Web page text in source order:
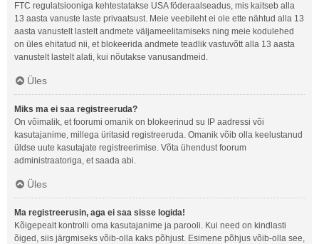
FTC regulatsiooniga kehtestatakse USA föderaalseadus, mis kaitseb alla
13 aasta vanuste laste privaatsust. Meie veebileht ei ole ette nähtud alla 13
aasta vanustelt lastelt andmete väljameelitamiseks ning meie kodulehed
on üles ehitatud nii, et blokeerida andmete teadlik vastuvõtt alla 13 aasta
vanustelt lastelt alati, kui nõutakse vanusandmeid.
Üles
Miks ma ei saa registreeruda?
On võimalik, et foorumi omanik on blokeerinud su IP aadressi või
kasutajanime, millega üritasid registreeruda. Omanik võib olla keelustanud
üldse uute kasutajate registreerimise. Võta ühendust foorum
administraatoriga, et saada abi.
Üles
Ma registreerusin, aga ei saa sisse logida!
Kõigepealt kontrolli oma kasutajanime ja parooli. Kui need on kindlasti
õiged, siis järgmiseks võib-olla kaks põhjust. Esimene põhjus võib-olla see,